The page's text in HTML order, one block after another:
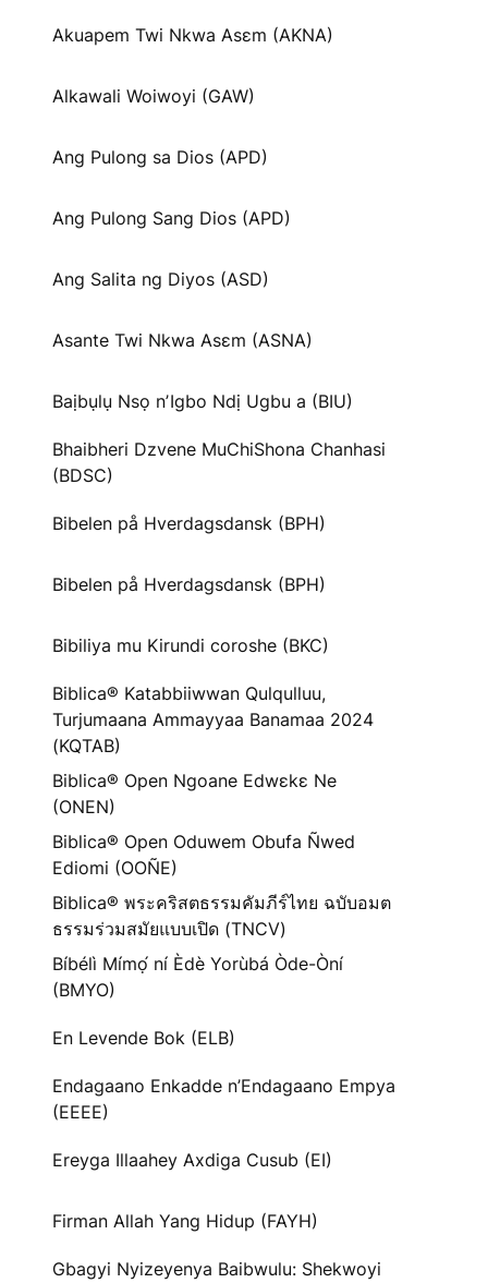
Akuapem Twi Nkwa Asɛm (AKNA)
Alkawali Woiwoyi (GAW)
Ang Pulong sa Dios (APD)
Ang Pulong Sang Dios (APD)
Ang Salita ng Diyos (ASD)
Asante Twi Nkwa Asɛm (ASNA)
Baịbụlụ Nsọ nʼIgbo Ndị Ugbu a (BIU)
Bhaibheri Dzvene MuChiShona Chanhasi
(BDSC)
Bibelen på Hverdagsdansk (BPH)
Bibelen på Hverdagsdansk (BPH)
Bibiliya mu Kirundi coroshe (BKC)
Biblica® Katabbiiwwan Qulqulluu,
Turjumaana Ammayyaa Banamaa 2024
(KQTAB)
Biblica® Open Ngoane Edwɛkɛ Ne
(ONEN)
Biblica® Open Oduwem Obufa Ñwed
Ediomi (OOÑE)
Biblica® พระคริสตธรรมคัมภีร์ไทย ฉบับอมต
ธรรมร่วมสมัยแบบเปิด (TNCV)
Bíbélì Mímọ́ ní Èdè Yorùbá Òde-Òní
(BMYO)
En Levende Bok (ELB)
Endagaano Enkadde n’Endagaano Empya
(EEEE)
Ereyga Illaahey Axdiga Cusub (EI)
Firman Allah Yang Hidup (FAYH)
Gbagyi Nyizeyenya Baibwulu: Shekwoyi